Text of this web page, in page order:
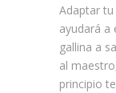
Adaptar
ayudará a
gallina a
al
principio